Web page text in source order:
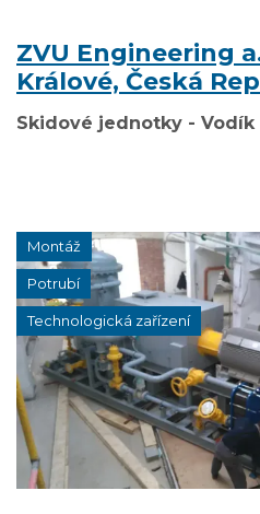
ZVU Engineering
Králové, Česká
Skidové jednotky - Vodík
Montáž
Potrubí
Technologická zařízení